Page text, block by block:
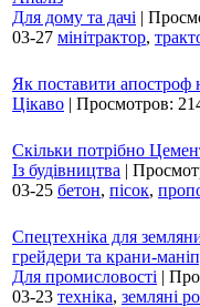
Для дому та дачі |
03-27 мінітрактор,
Як поставити апостроф
Цікаво | Просмотров:
Скільки потрібно
Із будівництва |
03-25 бетон, пісок,
Спецтехніка для
грейдери та крани-
Для промисловості |
03-23 техніка, земляні